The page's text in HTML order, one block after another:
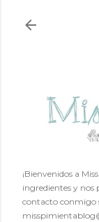
¡Bienvenidos a
ingredientes y nos
contacto conmigo